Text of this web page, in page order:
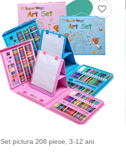
Set pictura 208 piese, 3-12 ani